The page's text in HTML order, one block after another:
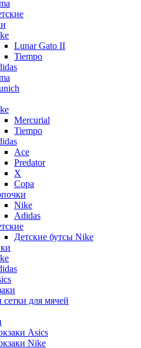
Lunar Gato II
Tiempo
Mercurial
Tiempo
Ace
Predator
X
Copa
Nike
Adidas
Детские бутсы Nike
для мячей
Asics
Nike